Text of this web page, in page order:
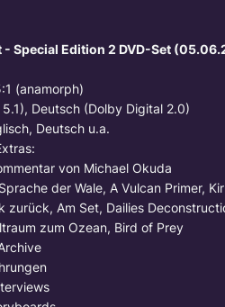
- Special Edition 2 DVD-Set
(anamorph)
Deutsch (Dolby Digital 2.0)
Deutsch u.a.
von Michael Okuda
der Wale, A Vulcan Primer,
Am Set, Dailies
zum Ozean, Bird of Prey